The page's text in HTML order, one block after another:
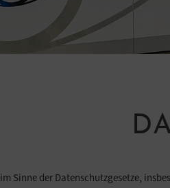
Sinne der Datenschutzgesetze,